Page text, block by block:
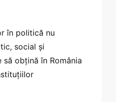
în politică nu
social și
obțină în România